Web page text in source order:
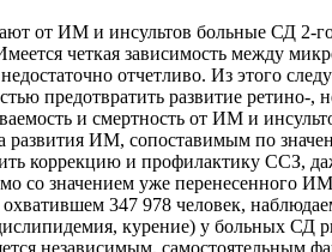
от ИМ и инсультов больные СД 2-
четкая зависимость между
отчетливо. Из этого
предотвратить развитие ретино-
и смертность от ИМ и
ИМ, сопоставимым по
коррекцию и профилактику ССЗ,
со значением уже перенесенного
347 978 человек,
курение) у больных
независимым, самостоятельным